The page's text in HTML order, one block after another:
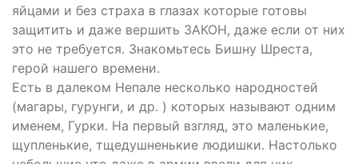
яйцами и без страха в глазах которые готовы
защитить и даже вершить ЗАКОН, даже если от них
это не требуется. Знакомьтесь Бишну Шреста,
герой нашего времени.
Есть в далеком Непале несколько народностей
(магары, гурунги, и др. ) которых называют одним
именем, Гурки. На первый взгляд, это маленькие,
щупленькие, тщедушненькие людишки. Настолько